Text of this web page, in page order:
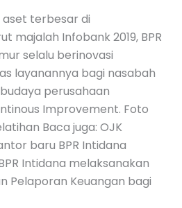
aset terbesar di
majalah Infobank 2019, BPR
selalu berinovasi
layanannya bagi nasabah
perusahaan
Improvement. Foto
Baca juga: OJK
baru BPR Intidana
Intidana melaksanakan
Pelaporan Keuangan bagi